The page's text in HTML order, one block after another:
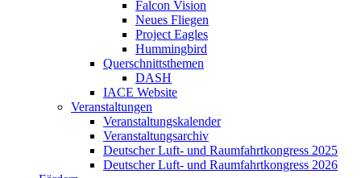
Falcon Vision
Neues Fliegen
Project Eagles
Hummingbird
Querschnittsthemen
DASH
IACE Website
Veranstaltungen
Veranstaltungskalender
Veranstaltungsarchiv
Deutscher Luft- und Raumfahrtkongress 2025
Deutscher Luft- und Raumfahrtkongress 2026